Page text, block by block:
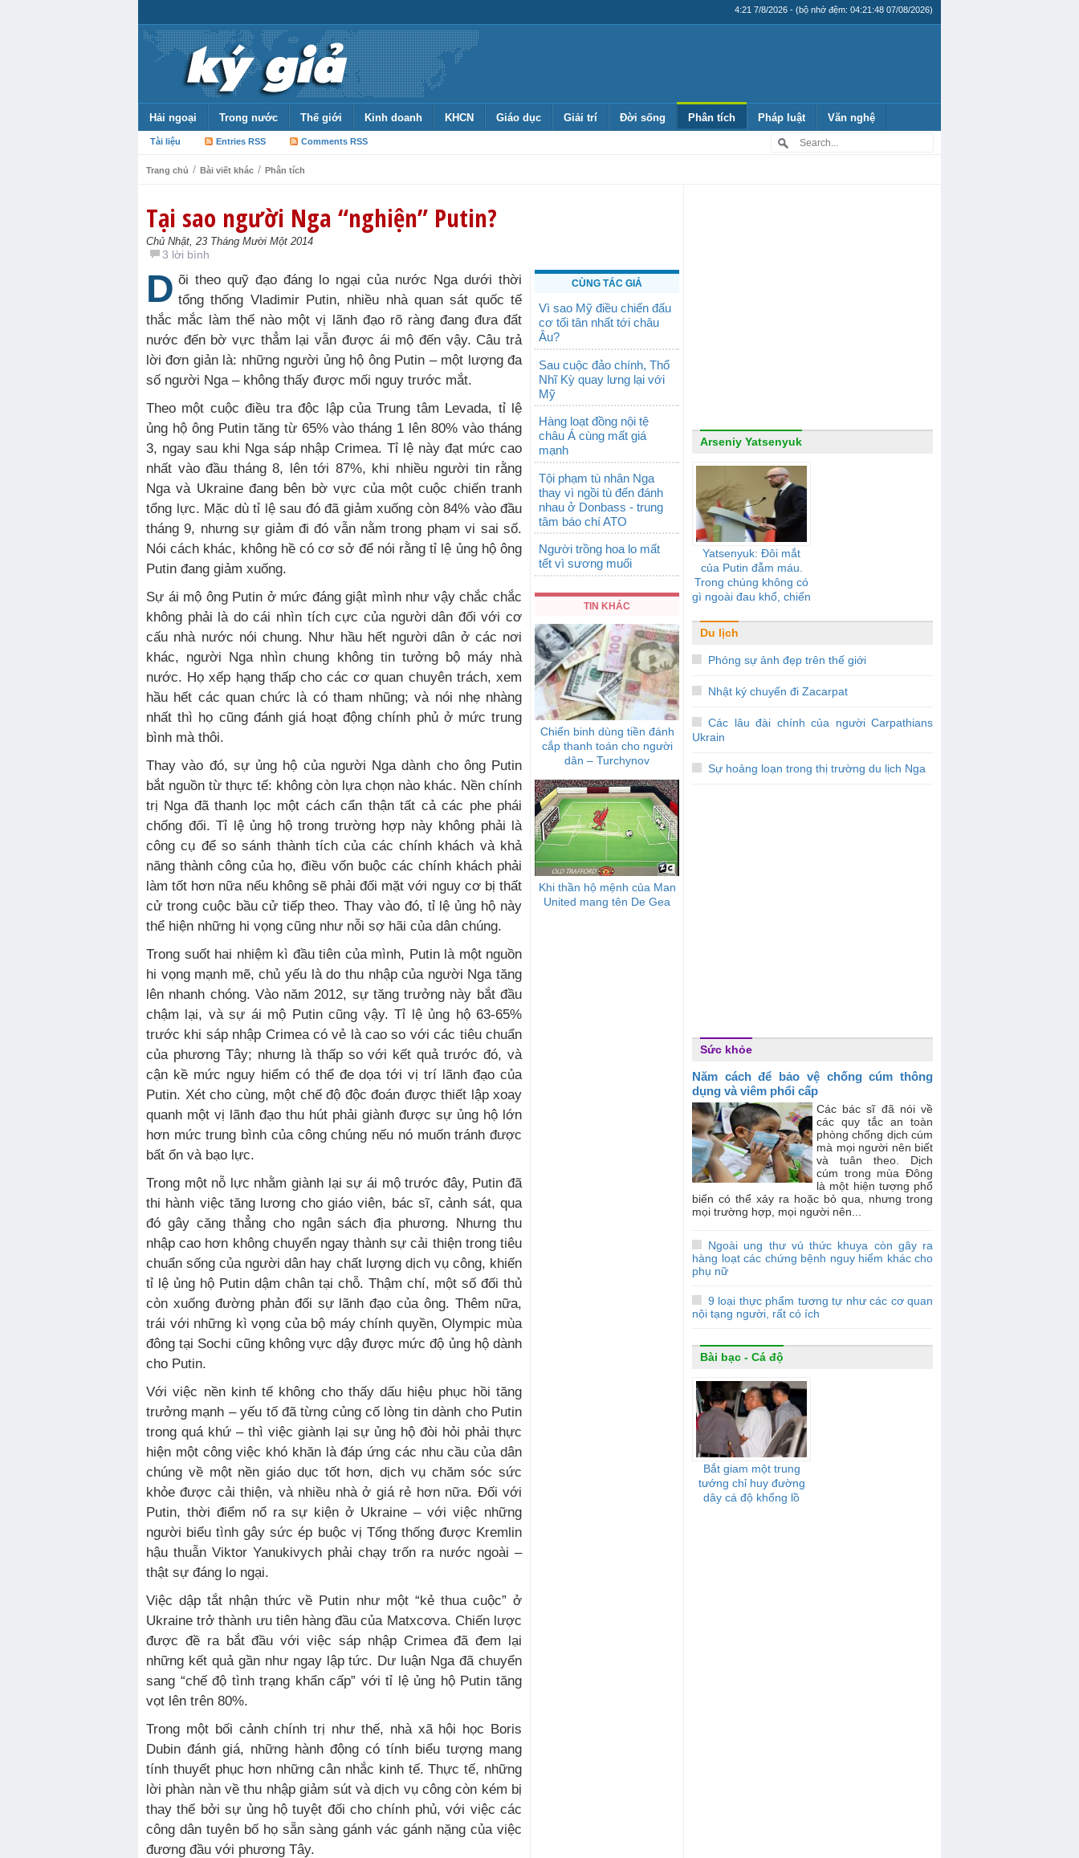
4:21 7/8/2026 - (bộ nhớ đệm: 04:21:48 07/08/2026)
Hải ngoại Trong nước Thế giới Kinh doanh KHCN Giáo dục Giải trí Đời sống Phân tích Pháp luật Văn nghệ
Tài liệu Entries RSS Comments RSS
Trang chủ / Bài viết khác / Phân tích
Tại sao người Nga “nghiện” Putin?
Chủ Nhật, 23 Tháng Mười Một 2014
3 lời bình
D õi theo quỹ đạo đáng lo ngại của nước Nga dưới thời
tổng thống Vladimir Putin, nhiều nhà quan sát quốc tế
thắc mắc làm thế nào một vị lãnh đạo rõ ràng đang đưa đất
nước đến bờ vực thẳm lại vẫn được ái mộ đến vậy. Câu trả
lời đơn giản là: những người ủng hộ ông Putin – một lượng đa
số người Nga – không thấy được mối nguy trước mắt.
Theo một cuộc điều tra độc lập của Trung tâm Levada, tỉ lệ
ủng hộ ông Putin tăng từ 65% vào tháng 1 lên 80% vào tháng
3, ngay sau khi Nga sáp nhập Crimea. Tỉ lệ này đạt mức cao
nhất vào đầu tháng 8, lên tới 87%, khi nhiều người tin rằng
Nga và Ukraine đang bên bờ vực của một cuộc chiến tranh
tổng lực. Mặc dù tỉ lệ sau đó đã giảm xuống còn 84% vào đầu
tháng 9, nhưng sự giảm đi đó vẫn nằm trong phạm vi sai số.
Nói cách khác, không hề có cơ sở để nói rằng tỉ lệ ủng hộ ông
Putin đang giảm xuống.
Sự ái mộ ông Putin ở mức đáng giật mình như vậy chắc chắc
không phải là do cái nhìn tích cực của người dân đối với cơ
cấu nhà nước nói chung. Như hầu hết người dân ở các nơi
khác, người Nga nhìn chung không tin tưởng bộ máy nhà
nước. Họ xếp hạng thấp cho các cơ quan chuyên trách, xem
hầu hết các quan chức là có tham nhũng; và nói nhẹ nhàng
nhất thì họ cũng đánh giá hoạt động chính phủ ở mức trung
bình mà thôi.
Thay vào đó, sự ủng hộ của người Nga dành cho ông Putin
bắt nguồn từ thực tế: không còn lựa chọn nào khác. Nền chính
trị Nga đã thanh lọc một cách cẩn thận tất cả các phe phái
chống đối. Tỉ lệ ủng hộ trong trường hợp này không phải là
công cụ để so sánh thành tích của các chính khách và khả
năng thành công của họ, điều vốn buộc các chính khách phải
làm tốt hơn nữa nếu không sẽ phải đối mặt với nguy cơ bị thất
cử trong cuộc bầu cử tiếp theo. Thay vào đó, tỉ lệ ủng hộ này
thể hiện những hi vọng cũng như nỗi sợ hãi của dân chúng.
Trong suốt hai nhiệm kì đầu tiên của mình, Putin là một nguồn
hi vọng mạnh mẽ, chủ yếu là do thu nhập của người Nga tăng
lên nhanh chóng. Vào năm 2012, sự tăng trưởng này bắt đầu
chậm lại, và sự ái mộ Putin cũng vậy. Tỉ lệ ủng hộ 63-65%
trước khi sáp nhập Crimea có vẻ là cao so với các tiêu chuẩn
của phương Tây; nhưng là thấp so với kết quả trước đó, và
cận kề mức nguy hiểm có thể đe dọa tới vị trí lãnh đạo của
Putin. Xét cho cùng, một chế độ độc đoán được thiết lập xoay
quanh một vị lãnh đạo thu hút phải giành được sự ủng hộ lớn
hơn mức trung bình của công chúng nếu nó muốn tránh được
bất ổn và bạo lực.
Trong một nỗ lực nhằm giành lại sự ái mộ trước đây, Putin đã
thi hành việc tăng lương cho giáo viên, bác sĩ, cảnh sát, qua
đó gây căng thẳng cho ngân sách địa phương. Nhưng thu
nhập cao hơn không chuyển ngay thành sự cải thiện trong tiêu
chuẩn sống của người dân hay chất lượng dịch vụ công, khiến
tỉ lệ ủng hộ Putin dậm chân tại chỗ. Thậm chí, một số đối thủ
còn xuống đường phản đối sự lãnh đạo của ông. Thêm nữa,
trái với những kì vọng của bộ máy chính quyền, Olympic mùa
đông tại Sochi cũng không vực dậy được mức độ ủng hộ dành
cho Putin.
Với việc nền kinh tế không cho thấy dấu hiệu phục hồi tăng
trưởng mạnh – yếu tố đã từng củng cố lòng tin dành cho Putin
trong quá khứ – thì việc giành lại sự ủng hộ đòi hỏi phải thực
hiện một công việc khó khăn là đáp ứng các nhu cầu của dân
chúng về một nền giáo dục tốt hơn, dịch vụ chăm sóc sức
khỏe được cải thiện, và nhiều nhà ở giá rẻ hơn nữa. Đối với
Putin, thời điểm nổ ra sự kiện ở Ukraine – với việc những
người biểu tình gây sức ép buộc vị Tổng thống được Kremlin
hậu thuẫn Viktor Yanukivych phải chạy trốn ra nước ngoài –
thật sự đáng lo ngại.
Việc dập tắt nhận thức về Putin như một “kẻ thua cuộc” ở
Ukraine trở thành ưu tiên hàng đầu của Matxcơva. Chiến lược
được đề ra bắt đầu với việc sáp nhập Crimea đã đem lại
những kết quả gần như ngay lập tức. Dư luận Nga đã chuyển
sang “chế độ tình trạng khẩn cấp” với tỉ lệ ủng hộ Putin tăng
vọt lên trên 80%.
Trong một bối cảnh chính trị như thế, nhà xã hội học Boris
Dubin đánh giá, những hành động có tính biểu tượng mang
tính thuyết phục hơn những cân nhắc kinh tế. Thực tế, những
lời phàn nàn về thu nhập giảm sút và dịch vụ công còn kém bị
thay thế bởi sự ủng hộ tuyệt đối cho chính phủ, với việc các
công dân tuyên bố họ sẵn sàng gánh vác gánh nặng của việc
đương đầu với phương Tây.
CÙNG TÁC GIẢ
Vì sao Mỹ điều chiến đấu
cơ tối tân nhất tới châu
Âu?
Sau cuộc đảo chính, Thổ
Nhĩ Kỳ quay lưng lại với
Mỹ
Hàng loạt đồng nội tệ
châu Á cùng mất giá
mạnh
Tội phạm tù nhân Nga
thay vì ngồi tù đến đánh
nhau ở Donbass - trung
tâm báo chí ATO
Người trồng hoa lo mất
tết vì sương muối
TIN KHÁC
Chiến binh dùng tiền đánh
cắp thanh toán cho người
dân – Turchynov
Khi thần hộ mệnh của Man
United mang tên De Gea
Arseniy Yatsenyuk
Yatsenyuk: Đôi mắt
của Putin đẫm máu.
Trong chúng không có
gì ngoài đau khổ, chiến
Du lịch
Phóng sự ảnh đẹp trên thế giới
Nhật ký chuyến đi Zacarpat
Các lâu đài chính của người Carpathians
Ukrain
Sự hoảng loạn trong thị trường du lịch Nga
Sức khỏe
Năm cách để bảo vệ chống cúm thông
dụng và viêm phổi cấp
Các bác sĩ đã nói về
các quy tắc an toàn
phòng chống dịch cúm
mà mọi người nên biết
và tuân theo. Dịch
cúm trong mùa Đông
là một hiện tượng phổ
biến có thể xảy ra hoặc bỏ qua, nhưng trong
mọi trường hợp, mọi người nên...
Ngoài ung thư vú thức khuya còn gây ra
hàng loạt các chứng bệnh nguy hiểm khác cho
phụ nữ
9 loại thực phẩm tương tự như các cơ quan
nội tạng người, rất có ích
Bài bạc - Cá độ
Bắt giam một trung
tướng chỉ huy đường
dây cá độ khổng lồ